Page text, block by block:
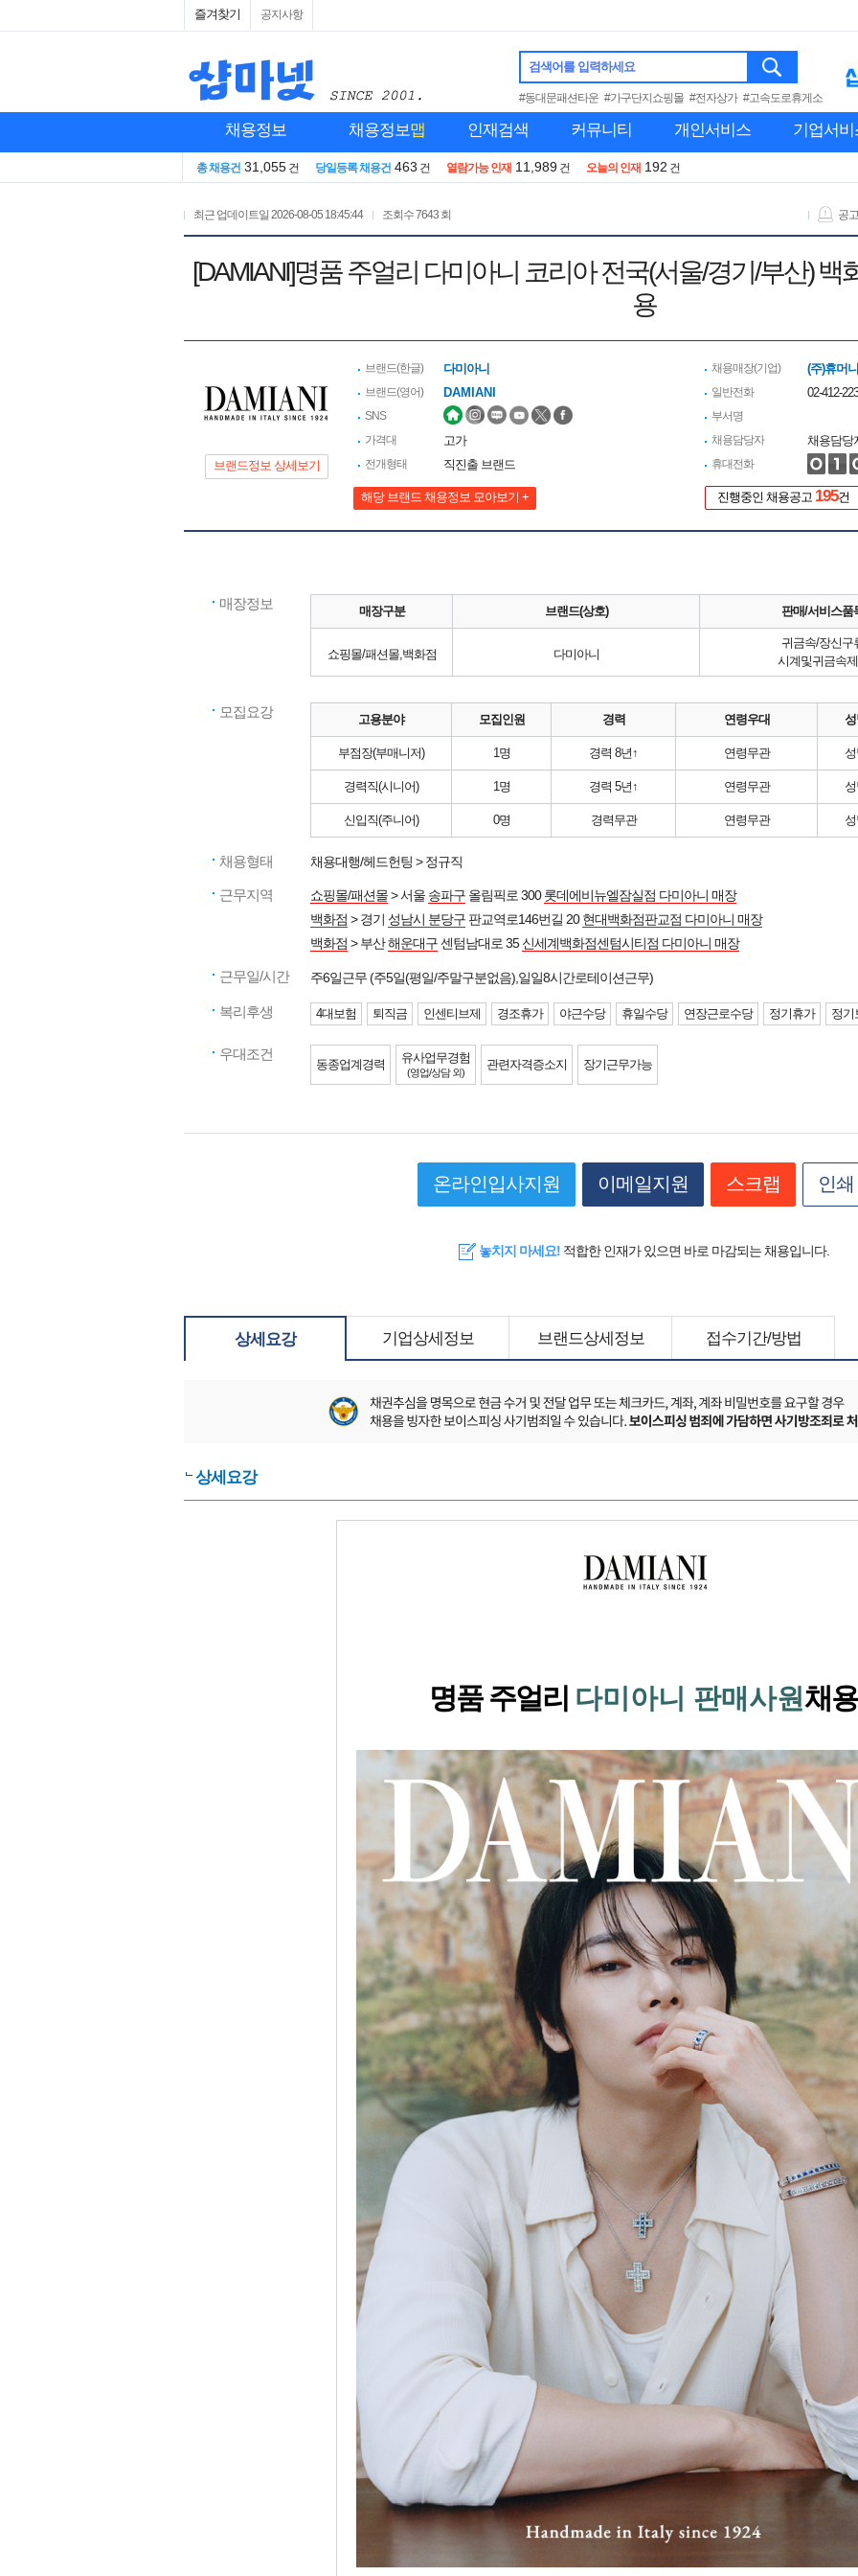
즐겨찾기 공지사항
검색어를 입력하세요
#동대문패션타운 #가구단지쇼핑몰 #전자상가 #고속도로휴게소
채용정보 채용정보맵 인재검색 커뮤니티 개인서비스 기업서비
총 채용건 31,055 건 당일등록 채용건 463 건 열람가능 인재 11,989 건 오늘의 인재 192 건
최근 업데이트일 2026-08-05 18:45:44 조회수7643 회 공
[DAMIANI]명품 주얼리 다미아니 코리아 전국(서울/경기/부산) 백
용
브랜드정보 상세보기
브랜드(한글) 다미아니
브랜드(영어) DAMIANI
SNS
가격대
고가
전개형태 직진출 브랜드
해당 브랜드 채용정보 모아보기 +
채용매장(기업) (주)휴머
일반전화 02-412-
부서명
채용담당자
채용담당
휴대전화
진행중인 채용공고 195건
매장정보 매장구분 브랜드(상호) 판매/서비스품
쇼핑몰/패션몰,백화점 다미아니
귀금속/장신구
시계및귀금속
모집요강 고용분야 모집인원 경력 연령우대
부점장(부매니저) 1명 경력 8년↑ 연령무관
경력직(시니어) 1명 경력 5년↑ 연령무관
신입직(주니어) 0명 경력무관 연령무관
채용형태 채용대행/헤드헌팅 > 정규직
근무지역 쇼핑몰/패션몰> 서울 송파구 올림픽로 300롯데에비뉴엘잠실점 다미아니 매장
백화점 > 경기 성남시 분당구 판교역로146번길 20현대백화점판교점 다미아니 매장
백화점 > 부산해운대구센텀남대로 35신세계백화점센텀시티점 다미아니 매장
근무일/시간 주6일근무 (주5일(평일/주말구분없음),일일8시간로테이션근무)
복리후생 4대보험 퇴직금 인센티브제 경조휴가 야근수당 휴일수당 연장근로수당 정기휴가 정기
우대조건
동종업계경력 유사업무경험
(영업/상담 외)
관련자격증소지 장기근무가능
온라인입사지원 이메일지원 스크랩 인쇄
놓치지 마세요!적합한 인재가 있으면 바로 마감되는 채용입니다.
상세요강 기업상세정보 브랜드상세정보 접수기간/방법
상세요강
명품 주얼리 다미아니 판매사원채용